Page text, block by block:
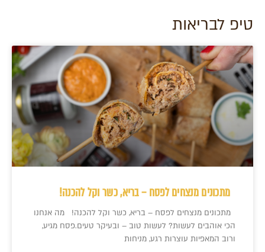
טיפ לבריאות
מתכונים מנצחים לפסח – בריא, כשר וקל להכנה!
מתכונים מנצחים לפסח – בריא, כשר וקל להכנה! מה אנחנו
הכי אוהבים לעשות? לעשות טוב – ובעיקר טעים.פסח מגיע,
ורוב המאפיות עוצרות רגע, מניחות